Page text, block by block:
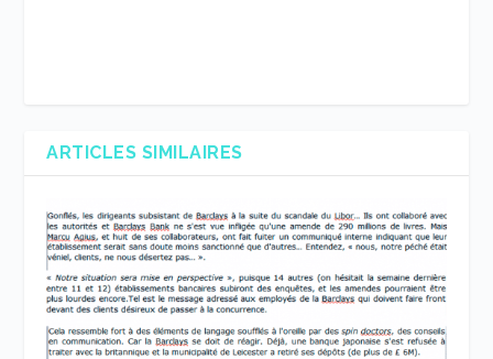
ARTICLES SIMILAIRES